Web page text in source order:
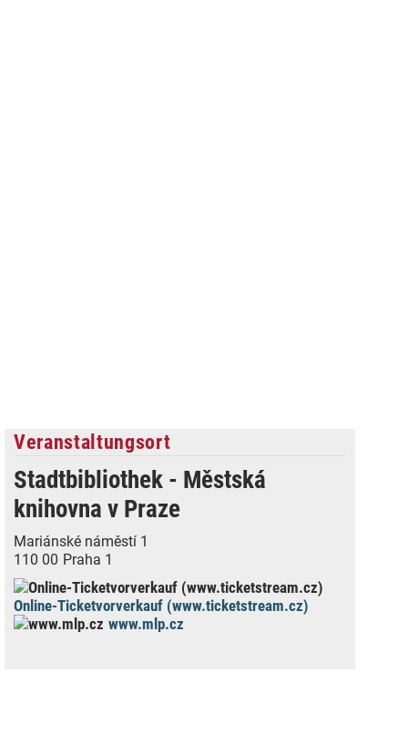
Veranstaltungsort
Stadtbibliothek - Městská
knihovna v Praze
Mariánské náměstí 1
110 00 Praha 1
Online-Ticketvorverkauf (www.ticketstream.cz)
www.mlp.cz